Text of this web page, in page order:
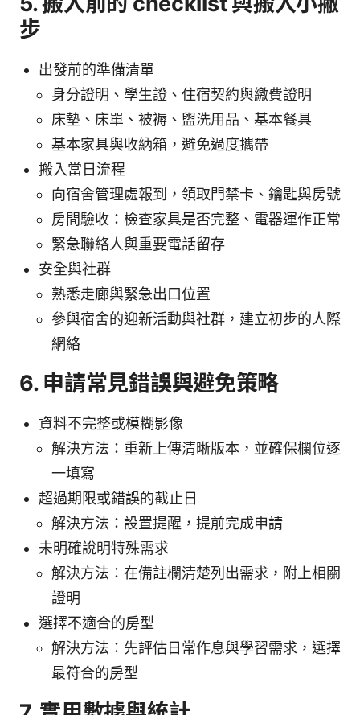
步
出發前的準備清單
身分證明、學生證、住宿契約與繳費證明
床墊、床單、被褥、盥洗用品、基本餐具
基本家具與收納箱，避免過度攜帶
搬入當日流程
向宿舍管理處報到，領取門禁卡、鑰匙與房號
房間驗收：檢查家具是否完整、電器運作正常
緊急聯絡人與重要電話留存
安全與社群
熟悉走廊與緊急出口位置
參與宿舍的迎新活動與社群，建立初步的人際
網絡
6. 申請常見錯誤與避免策略
資料不完整或模糊影像
解決方法：重新上傳清晰版本，並確保欄位逐
一填寫
超過期限或錯誤的截止日
解決方法：設置提醒，提前完成申請
未明確說明特殊需求
解決方法：在備註欄清楚列出需求，附上相關
證明
選擇不適合的房型
解決方法：先評估日常作息與學習需求，選擇
最符合的房型